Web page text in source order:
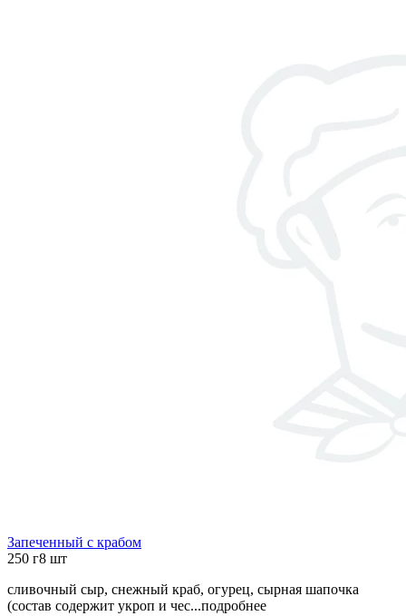
Запеченный с крабом
250 г8 шт
сливочный сыр, снежный краб, огурец, сырная шапочка
(состав содержит укроп и чес...подробнее